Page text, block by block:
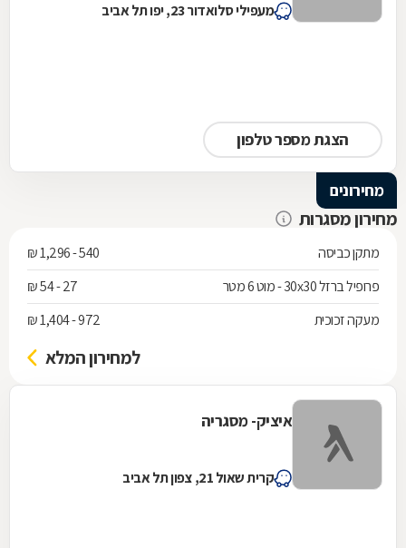
מעפילי סלואדור 23, יפו תל אביב
הצגת מספר טלפון
מחירונים
מחירון מסגרות
מתקן כביסה
540 - 1,296 ₪
פרופיל ברזל 30x30 - מוט 6 מטר
27 - 54 ₪
מעקה זכוכית
972 - 1,404 ₪
למחירון המלא
איציק- מסגריה
קרית שאול 21, צפון תל אביב